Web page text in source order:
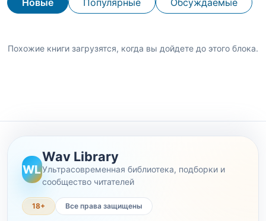
Новые Популярные Обсуждаемые
Похожие книги загрузятся, когда вы дойдете до этого блока.
WL
Wav Library
Ультрасовременная библиотека, подборки и
сообщество читателей
18+ Все права защищены